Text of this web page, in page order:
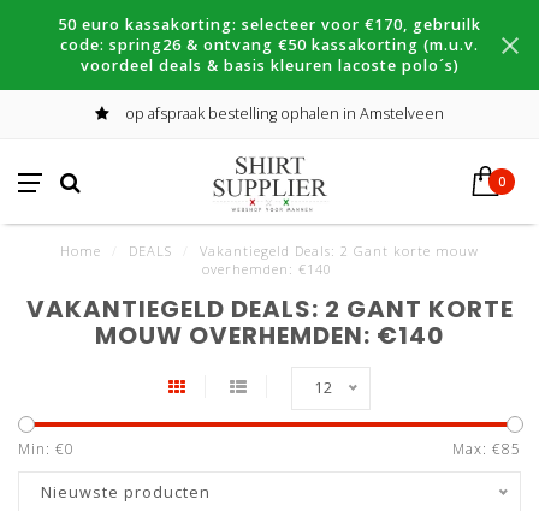
50 euro kassakorting: selecteer voor €170, gebruilk
code: spring26 & ontvang €50 kassakorting (m.u.v.
voordeel deals & basis kleuren lacoste polo´s)
op afspraak bestelling ophalen in Amstelveen
0
Home DEALS
Vakantiegeld Deals: 2 Gant korte mouw
overhemden: €140
VAKANTIEGELD DEALS: 2 GANT KORTE
MOUW OVERHEMDEN: €140
12
Min: €0 Max: €85
Nieuwste producten